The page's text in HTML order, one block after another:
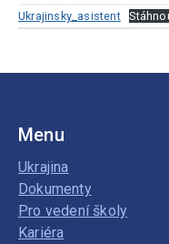
Ukrajinsky_asistent
Menu
Ukrajina
Dokumenty
Pro vedení školy
Kariéra